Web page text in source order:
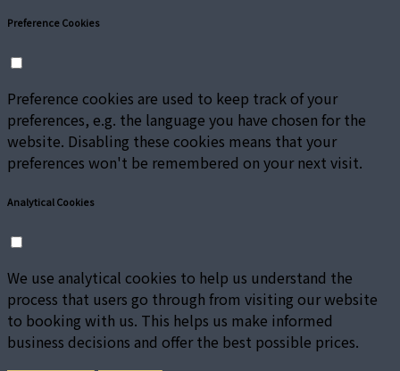
Preference Cookies
Preference cookies are used to keep track of your
preferences, e.g. the language you have chosen for the
website. Disabling these cookies means that your
preferences won't be remembered on your next visit.
Analytical Cookies
We use analytical cookies to help us understand the
process that users go through from visiting our website
to booking with us. This helps us make informed
business decisions and offer the best possible prices.